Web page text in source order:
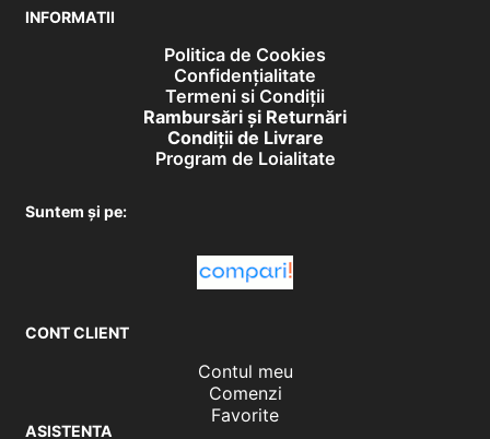
INFORMATII
Politica de Cookies
Confidențialitate
Termeni si Condiții
Rambursări și Returnări
Condiţii de Livrare
Program de Loialitate
Suntem și pe:
CONT CLIENT
Contul meu
Comenzi
Favorite
ASISTENTA